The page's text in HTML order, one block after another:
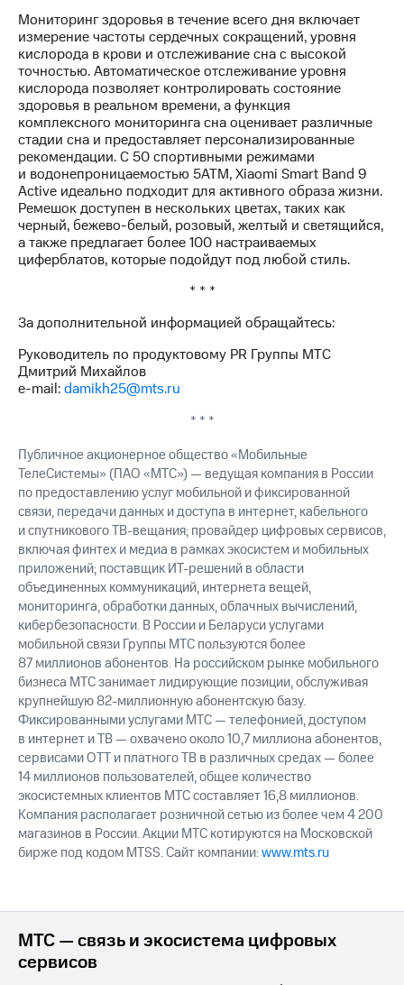
Мониторинг здоровья в течение всего дня включает
измерение частоты сердечных сокращений, уровня
кислорода в крови и отслеживание сна с высокой
точностью. Автоматическое отслеживание уровня
кислорода позволяет контролировать состояние
здоровья в реальном времени, а функция
комплексного мониторинга сна оценивает различные
стадии сна и предоставляет персонализированные
рекомендации. С 50 спортивными режимами
и водонепроницаемостью 5ATM, Xiaomi Smart Band 9
Active идеально подходит для активного образа жизни.
Ремешок доступен в нескольких цветах, таких как
черный, бежево-белый, розовый, желтый и светящийся,
а также предлагает более 100 настраиваемых
циферблатов, которые подойдут под любой стиль.
* * *
За дополнительной информацией обращайтесь:
Руководитель по продуктовому PR Группы МТС
Дмитрий Михайлов
e-mail:damikh25@mts.ru
* * *
Публичное акционерное общество «Мобильные
ТелеСистемы» (ПАО «МТС») — ведущая компания в России
по предоставлению услуг мобильной и фиксированной
связи, передачи данных и доступа в интернет, кабельного
и спутникового ТВ-вещания; провайдер цифровых сервисов,
включая финтех и медиа в рамках экосистем и мобильных
приложений; поставщик ИТ-решений в области
объединенных коммуникаций, интернета вещей,
мониторинга, обработки данных, облачных вычислений,
кибербезопасности. В России и Беларуси услугами
мобильной связи Группы МТС пользуются более
87 миллионов абонентов. На российском рынке мобильного
бизнеса МТС занимает лидирующие позиции, обслуживая
крупнейшую 82-миллионную абонентскую базу.
Фиксированными услугами МТС — телефонией, доступом
в интернет и ТВ — охвачено около 10,7 миллиона абонентов,
сервисами OTT и платного ТВ в различных средах — более
14 миллионов пользователей, общее количество
экосистемных клиентов МТС составляет 16,8 миллионов.
Компания располагает розничной сетью из более чем 4 200
магазинов в России. Акции МТС котируются на Московской
бирже под кодом MTSS. Сайт компании:www.mts.ru
МТС — связь и экосистема цифровых
сервисов